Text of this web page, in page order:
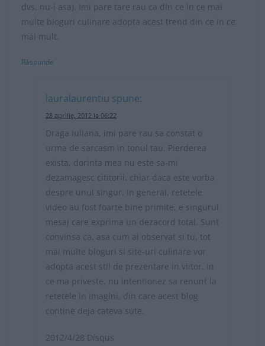
dvs, nu-i asa). Imi pare tare rau ca din ce in ce mai
multe bloguri culinare adopta acest trend din ce in ce
mai mult.
Răspunde
lauralaurentiu spune:
28 aprilie, 2012 la 06:22
Draga Iuliana, imi pare rau sa constat o
urma de sarcasm in tonul tau. Pierderea
exista, dorinta mea nu este sa-mi
dezamagesc cititorii, chiar daca este vorba
despre unul singur. In general, retetele
video au fost foarte bine primite, e singurul
mesaj care exprima un dezacord total. Sunt
convinsa ca, asa cum ai observat si tu, tot
mai multe bloguri si site-uri culinare vor
adopta acest stil de prezentare in viitor. In
ce ma priveste, nu intentionez sa renunt la
retetele in imagini, din care acest blog
contine deja cateva sute.
2012/4/28 Disqus